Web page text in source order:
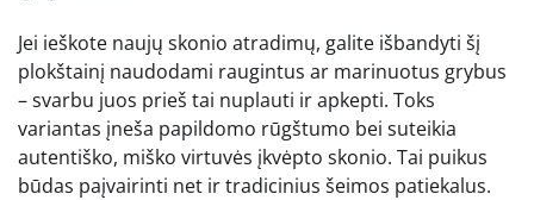
Jei ieškote naujų skonio atradimų, galite išbandyti šį
plokštainį naudodami raugintus ar marinuotus grybus
– svarbu juos prieš tai nuplauti ir apkepti. Toks
variantas įneša papildomo rūgštumo bei suteikia
autentiško, miško virtuvės įkvėpto skonio. Tai puikus
būdas paįvairinti net ir tradicinius šeimos patiekalus.